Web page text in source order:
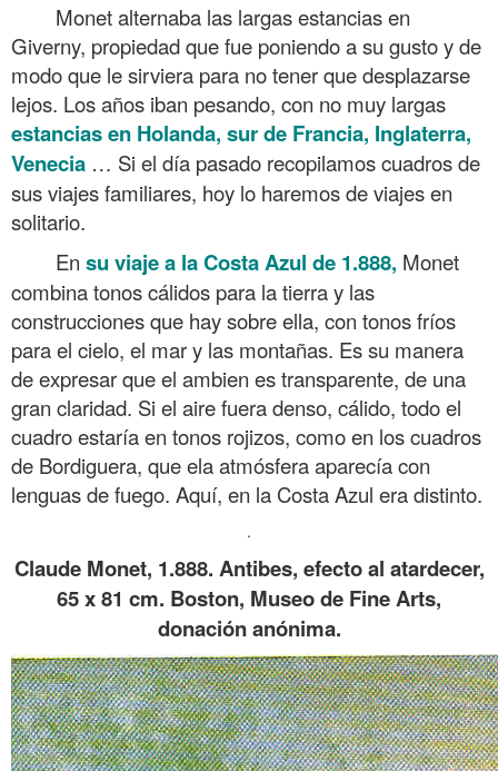
Monet alternaba las largas estancias en
Giverny, propiedad que fue poniendo a su gusto y de
modo que le sirviera para no tener que desplazarse
lejos. Los años iban pesando, con no muy largas
estancias en Holanda, sur de Francia, Inglaterra,
Venecia … Si el día pasado recopilamos cuadros de
sus viajes familiares, hoy lo haremos de viajes en
solitario.
En su viaje a la Costa Azul de 1.888, Monet
combina tonos cálidos para la tierra y las
construcciones que hay sobre ella, con tonos fríos
para el cielo, el mar y las montañas. Es su manera
de expresar que el ambien es transparente, de una
gran claridad. Si el aire fuera denso, cálido, todo el
cuadro estaría en tonos rojizos, como en los cuadros
de Bordiguera, que ela atmósfera aparecía con
lenguas de fuego. Aquí, en la Costa Azul era distinto.
.
Claude Monet, 1.888. Antibes, efecto al atardecer,
65 x 81 cm. Boston, Museo de Fine Arts,
donación anónima.